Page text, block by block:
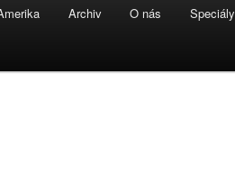
Archiv O nás Speciály